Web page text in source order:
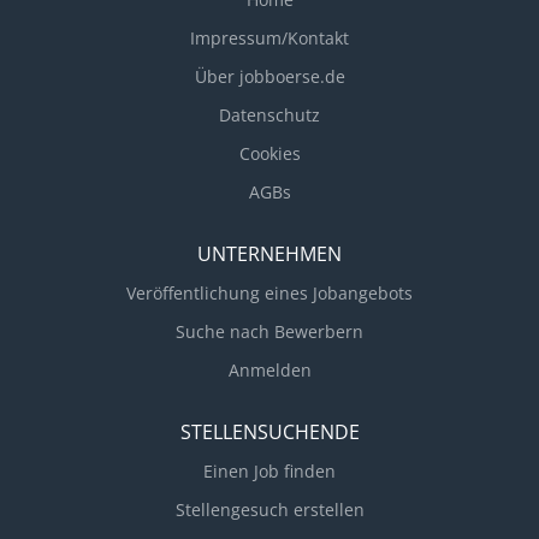
gemeinsam mit Dir ihre Leidenschaft für SAP leben.
und Teil unseres hochqualifizierten Teams sein?
Dann übernimm als Projektleiter*in im Transition &
Project Management Team Verantwortung für
unsere Kunden auf ihrem Weg in die digitale
Impressum/Kontakt
Über jobboerse.de
Datenschutz
Cookies
AGBs
UNTERNEHMEN
Veröffentlichung eines Jobangebots
Suche nach Bewerbern
Anmelden
STELLENSUCHENDE
Einen Job finden
Stellengesuch erstellen